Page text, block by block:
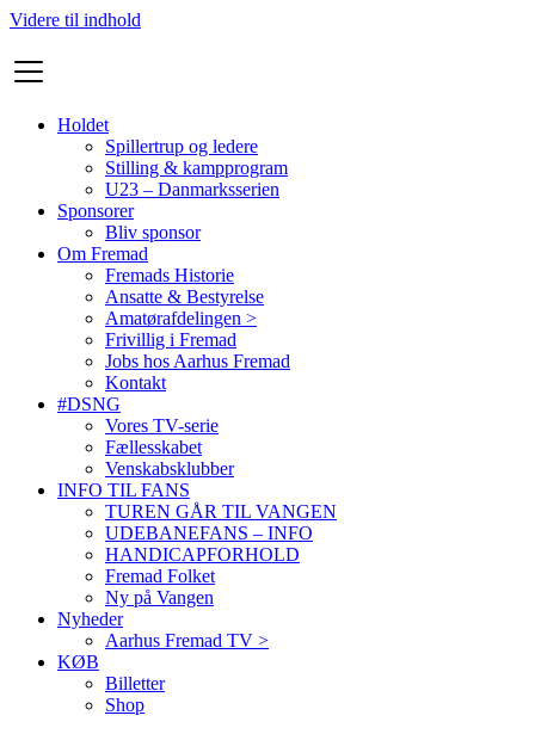
Videre til indhold
Holdet
Spillertrup og ledere
Stilling & kampprogram
U23 – Danmarksserien
Sponsorer
Bliv sponsor
Om Fremad
Fremads Historie
Ansatte & Bestyrelse
Amatørafdelingen >
Frivillig i Fremad
Jobs hos Aarhus Fremad
Kontakt
#DSNG
Vores TV-serie
Fællesskabet
Venskabsklubber
INFO TIL FANS
TUREN GÅR TIL VANGEN
UDEBANEFANS – INFO
HANDICAPFORHOLD
Fremad Folket
Ny på Vangen
Nyheder
Aarhus Fremad TV >
KØB
Billetter
Shop